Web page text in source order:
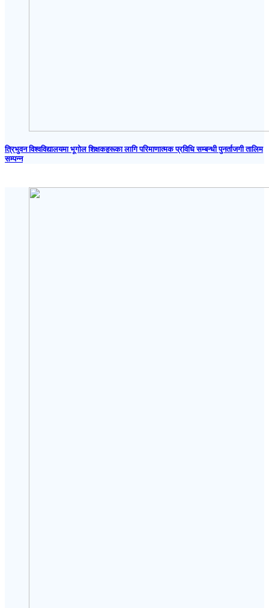
त्रिभुवन विश्वविद्यालयमा भूगोल शिक्षकहरूका लागि परिमाणात्मक प्रविधि सम्बन्धी पुनर्ताजगी तालिम
सम्पन्न